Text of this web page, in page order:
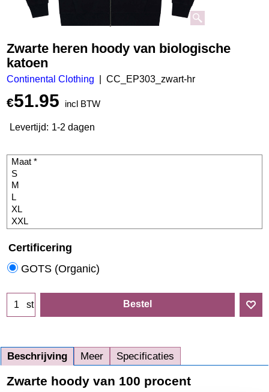
Zwarte heren hoody van biologische
katoen
Continental Clothing CC_EP303_zwart-hr
€51.95 incl BTW
Levertijd: 1-2 dagen
Certificering
GOTS (Organic)
st Bestel
Beschrijving Meer Specificaties
Zwarte hoody van 100 procent